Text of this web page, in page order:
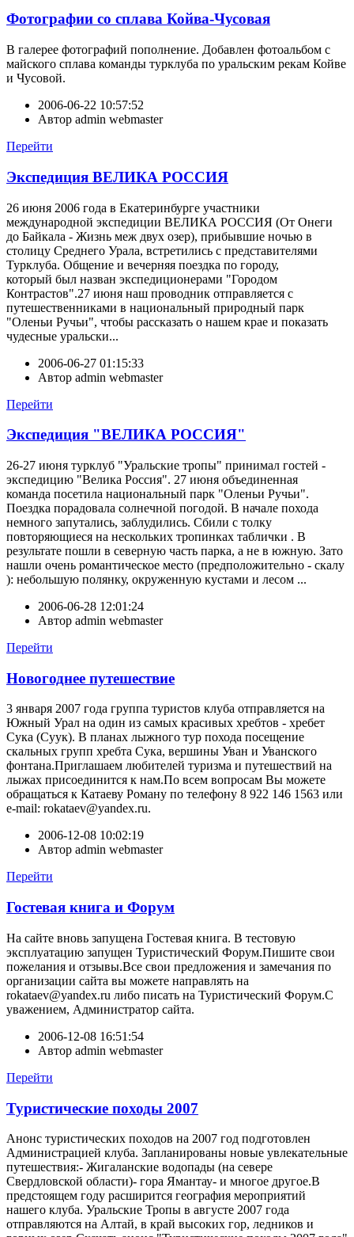
Фотографии со сплава Койва-Чусовая
В галерее фотографий пополнение. Добавлен фотоальбом с
майского сплава команды турклуба по уральским рекам Койве
и Чусовой.
2006-06-22 10:57:52
Автор admin webmaster
Перейти
Экспедиция ВЕЛИКА РОССИЯ
26 июня 2006 года в Екатеринбурге участники
международной экспедиции ВЕЛИКА РОССИЯ (От Онеги
до Байкала - Жизнь меж двух озер), прибывшие ночью в
столицу Среднего Урала, встретились с представителями
Турклуба. Общение и вечерняя поездка по городу,
который был назван экспедиционерами "Городом
Контрастов".27 июня наш проводник отправляется с
путешественниками в национальный природный парк
"Оленьи Ручьи", чтобы рассказать о нашем крае и показать
чудесные уральски...
2006-06-27 01:15:33
Автор admin webmaster
Перейти
Экспедиция "ВЕЛИКА РОССИЯ"
26-27 июня турклуб "Уральские тропы" принимал гостей -
экспедицию "Велика Россия". 27 июня объединенная
команда посетила национальный парк "Оленьи Ручьи".
Поездка порадовала солнечной погодой. В начале похода
немного запутались, заблудились. Сбили с толку
повторяющиеся на нескольких тропинках таблички . В
результате пошли в северную часть парка, а не в южную. Зато
нашли очень романтическое место (предположительно - скалу
): небольшую полянку, окруженную кустами и лесом ...
2006-06-28 12:01:24
Автор admin webmaster
Перейти
Новогоднее путешествие
3 января 2007 года группа туристов клуба отправляется на
Южный Урал на один из самых красивых хребтов - хребет
Сука (Суук). В планах лыжного тур похода посещение
скальных групп хребта Сука, вершины Уван и Уванского
фонтана.Приглашаем любителей туризма и путешествий на
лыжах присоединится к нам.По всем вопросам Вы можете
обращаться к Катаеву Роману по телефону 8 922 146 1563 или
e-mail: rokataev@yandex.ru.
2006-12-08 10:02:19
Автор admin webmaster
Перейти
Гостевая книга и Форум
На сайте вновь запущена Гостевая книга. В тестовую
эксплуатацию запущен Туристический Форум.Пишите свои
пожелания и отзывы.Все свои предложения и замечания по
организации сайта вы можете направлять на
rokataev@yandex.ru либо писать на Туристический Форум.С
уважением, Администратор сайта.
2006-12-08 16:51:54
Автор admin webmaster
Перейти
Туристические походы 2007
Анонс туристических походов на 2007 год подготовлен
Администрацией клуба. Запланированы новые увлекательные
путешествия:- Жигаланские водопады (на севере
Свердловской области)- гора Ямантау- и многое другое.В
предстоящем году расширится география мероприятий
нашего клуба. Уральские Тропы в августе 2007 года
отправляются на Алтай, в край высоких гор, ледников и